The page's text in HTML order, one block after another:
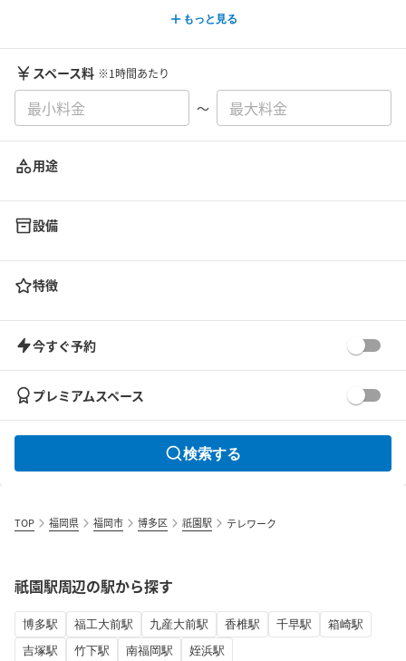
もっと見る
スペース料 ※1時間あたり
〜
用途
設備
特徴
今すぐ予約
プレミアムスペース
検索する
TOP 福岡県 福岡市 博多区 祇園駅 テレワーク
祇園駅周辺の駅から探す
博多駅 福工大前駅 九産大前駅 香椎駅 千早駅
箱崎駅
吉塚駅
竹下駅 南福岡駅 姪浜駅